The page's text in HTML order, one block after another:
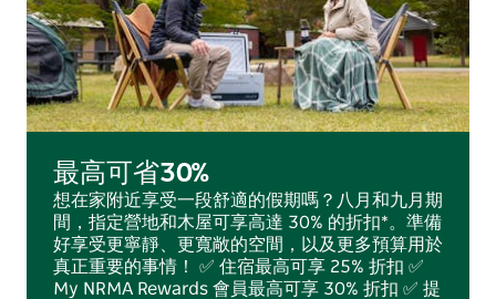
最高可省30%
想在家附近享受一段舒適的假期嗎？八月和九月期
間，指定營地和木屋可享高達 30% 的折扣*。準備
好享受更寧靜、更寬敞的空間，以及更多預算用於
真正重要的事情！ ✅ 住宿最高可享 25% 折扣 ✅
My NRMA Rewards 會員最高可享 30% 折扣 ✅ 提